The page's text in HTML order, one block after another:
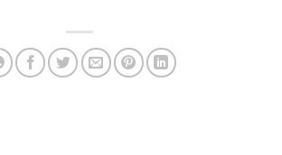
tin học bổng [...]